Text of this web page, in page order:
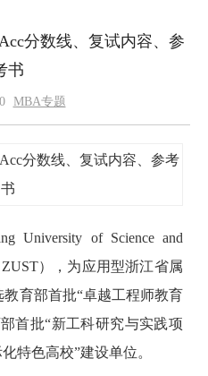
分数线、复试内容、参
书
MBA专题
of Science and
），为应用型浙江省属
育部首批“卓越工程师教育
首批“新工科研究与实践项
特色高校”建设单位。